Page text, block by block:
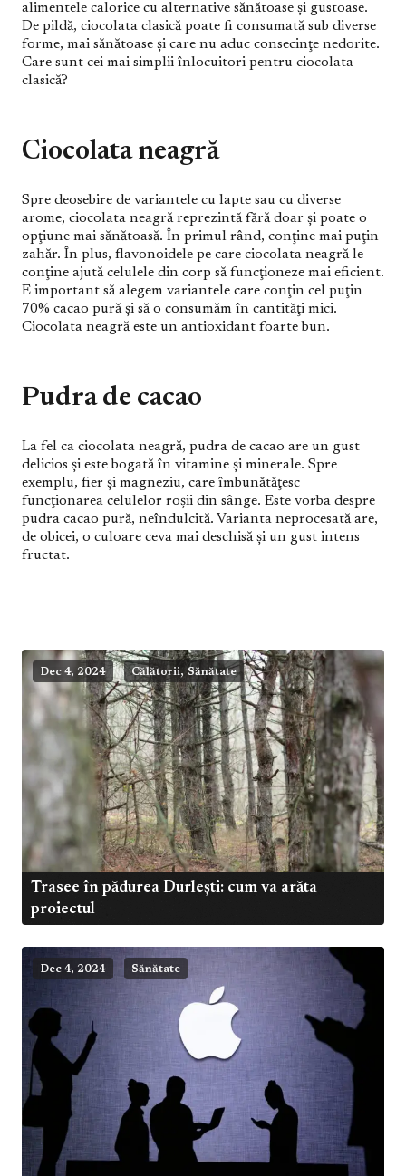
alimentele calorice cu alternative sănătoase şi gustoase.
De pildă, ciocolata clasică poate fi consumată sub diverse
forme, mai sănătoase şi care nu aduc consecinţe nedorite.
Care sunt cei mai simplii înlocuitori pentru ciocolata
clasică?
Ciocolata neagră
Spre deosebire de variantele cu lapte sau cu diverse
arome, ciocolata neagră reprezintă fără doar şi poate o
opţiune mai sănătoasă. În primul rând, conţine mai puţin
zahăr. În plus, flavonoidele pe care ciocolata neagră le
conţine ajută celulele din corp să funcţioneze mai eficient.
E important să alegem variantele care conţin cel puţin
70% cacao pură şi să o consumăm în cantităţi mici.
Ciocolata neagră este un antioxidant foarte bun.
Pudra de cacao
La fel ca ciocolata neagră, pudra de cacao are un gust
delicios şi este bogată în vitamine şi minerale. Spre
exemplu, fier şi magneziu, care îmbunătăţesc
funcţionarea celulelor roşii din sânge. Este vorba despre
pudra cacao pură, neîndulcită. Varianta neprocesată are,
de obicei, o culoare ceva mai deschisă şi un gust intens
fructat.
Dec 4, 2024 Călătorii, Sănătate
Trasee în pădurea Durlești: cum va arăta
proiectul
Dec 4, 2024 Sănătate